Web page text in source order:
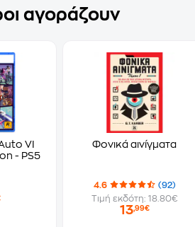
αγοράζουν
VI
- PS5
Φονικά αινίγματα
4.6
(92)
Τιμή εκδότη: 18.80€
13,99€